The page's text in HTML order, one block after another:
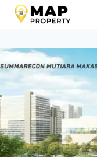
Skip